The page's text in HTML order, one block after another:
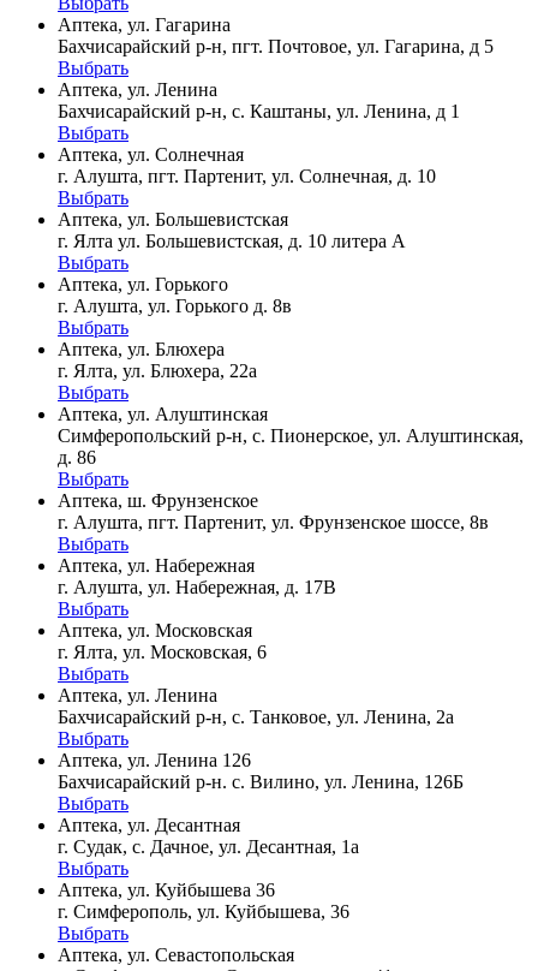
Аптека, ул. Гагарина
Бахчисарайский р-н, пгт. Почтовое, ул. Гагарина, д 5
Выбрать
Аптека, ул. Ленина
Бахчисарайский р-н, с. Каштаны, ул. Ленина, д 1
Выбрать
Аптека, ул. Солнечная
г. Алушта, пгт. Партенит, ул. Солнечная, д. 10
Выбрать
Аптека, ул. Большевистская
г. Ялта ул. Большевистская, д. 10 литера А
Выбрать
Аптека, ул. Горького
г. Алушта, ул. Горького д. 8в
Выбрать
Аптека, ул. Блюхера
г. Ялта, ул. Блюхера, 22а
Выбрать
Аптека, ул. Алуштинская
Симферопольский р-н, с. Пионерское, ул. Алуштинская,
д. 86
Выбрать
Аптека, ш. Фрунзенское
г. Алушта, пгт. Партенит, ул. Фрунзенское шоссе, 8в
Выбрать
Аптека, ул. Набережная
г. Алушта, ул. Набережная, д. 17В
Выбрать
Аптека, ул. Московская
г. Ялта, ул. Московская, 6
Выбрать
Аптека, ул. Ленина
Бахчисарайский р-н, с. Танковое, ул. Ленина, 2а
Выбрать
Аптека, ул. Ленина 126
Бахчисарайский р-н. с. Вилино, ул. Ленина, 126Б
Выбрать
Аптека, ул. Десантная
г. Судак, с. Дачное, ул. Десантная, 1а
Выбрать
Аптека, ул. Куйбышева 36
г. Симферополь, ул. Куйбышева, 36
Выбрать
Аптека, ул. Севастопольская